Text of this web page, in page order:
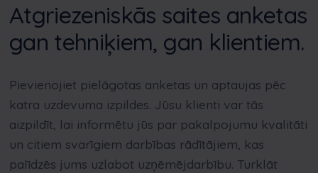
Atgriezeniskās saites anketas
gan tehniķiem, gan klientiem.
Pievienojiet pielāgotas anketas un aptaujas pēc
katra uzdevuma izpildes. Jūsu klienti var tās
aizpildīt, lai informētu jūs par pakalpojumu kvalitāti
un citiem svarīgiem darbības rādītājiem, kas
palīdzēs jums uzlabot uzņēmējdarbību. Turklāt